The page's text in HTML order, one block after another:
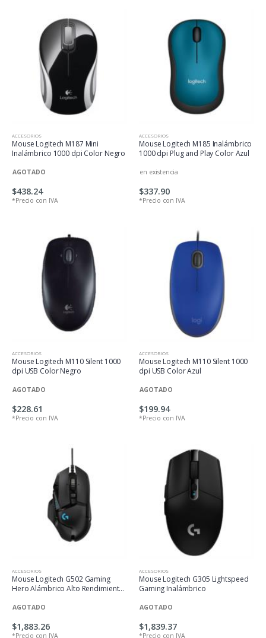
ACCESORIOS
Mouse Logitech M187 Mini
Inalámbrico 1000 dpi Color Negro
AGOTADO
$438.24
*Precio con IVA
ACCESORIOS
Mouse Logitech M185 Inalámbrico
1000 dpi Plug and Play Color Azul
en existencia
$337.90
*Precio con IVA
ACCESORIOS
Mouse Logitech M110 Silent 1000
dpi USB Color Negro
AGOTADO
$228.61
*Precio con IVA
ACCESORIOS
Mouse Logitech M110 Silent 1000
dpi USB Color Azul
AGOTADO
$199.94
*Precio con IVA
ACCESORIOS
Mouse Logitech G502 Gaming
Hero Alámbrico Alto Rendimiento
AGOTADO
$1,883.26
*Precio con IVA
ACCESORIOS
Mouse Logitech G305 Lightspeed
Gaming Inalámbrico
AGOTADO
$1,839.37
*Precio con IVA